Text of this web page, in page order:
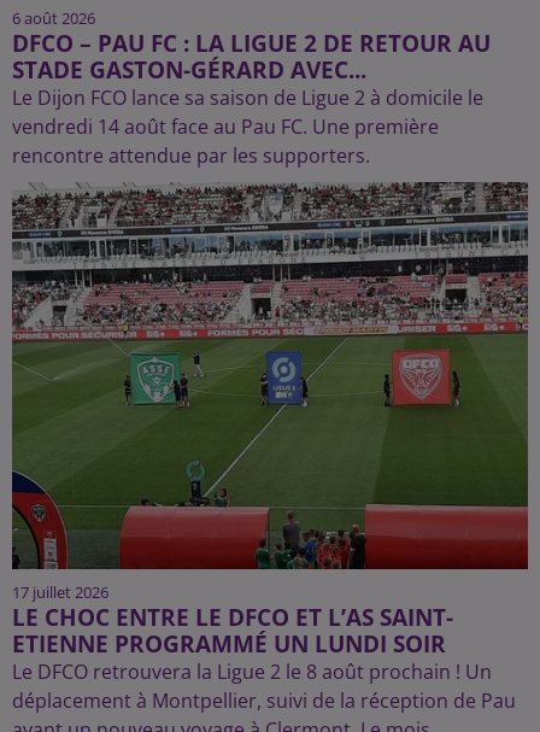
6 août 2026
DFCO – PAU FC : LA LIGUE 2 DE RETOUR AU
STADE GASTON-GÉRARD AVEC...
Le Dijon FCO lance sa saison de Ligue 2 à domicile le
vendredi 14 août face au Pau FC. Une première
rencontre attendue par les supporters.
17 juillet 2026
LE CHOC ENTRE LE DFCO ET L’AS SAINT-
ETIENNE PROGRAMMÉ UN LUNDI SOIR
Le DFCO retrouvera la Ligue 2 le 8 août prochain ! Un
déplacement à Montpellier, suivi de la réception de Pau